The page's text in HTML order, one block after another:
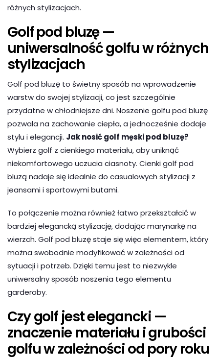
różnych stylizacjach.
Golf pod bluzę —
uniwersalność golfu w różnych
stylizacjach
Golf pod bluzę to świetny sposób na wprowadzenie
warstw do swojej stylizacji, co jest szczególnie
przydatne w chłodniejsze dni. Noszenie golfu pod bluzę
pozwala na zachowanie ciepła, a jednocześnie dodaje
stylu i elegancji. Jak nosić golf męski pod bluzę?
Wybierz golf z cienkiego materiału, aby uniknąć
niekomfortowego uczucia ciasnoty. Cienki golf pod
bluzą nadaje się idealnie do casualowych stylizacji z
jeansami i sportowymi butami.
To połączenie można również łatwo przekształcić w
bardziej elegancką stylizację, dodając marynarkę na
wierzch. Golf pod bluzę staje się więc elementem, który
można swobodnie modyfikować w zależności od
sytuacji i potrzeb. Dzięki temu jest to niezwykle
uniwersalny sposób noszenia tego elementu
garderoby.
Czy golf jest elegancki —
znaczenie materiału i grubości
golfu w zależności od pory roku